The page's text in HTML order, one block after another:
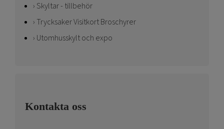
Skyltar - tillbehör
Trycksaker Visitkort Broschyrer
Utomhusskylt och expo
Kontakta oss